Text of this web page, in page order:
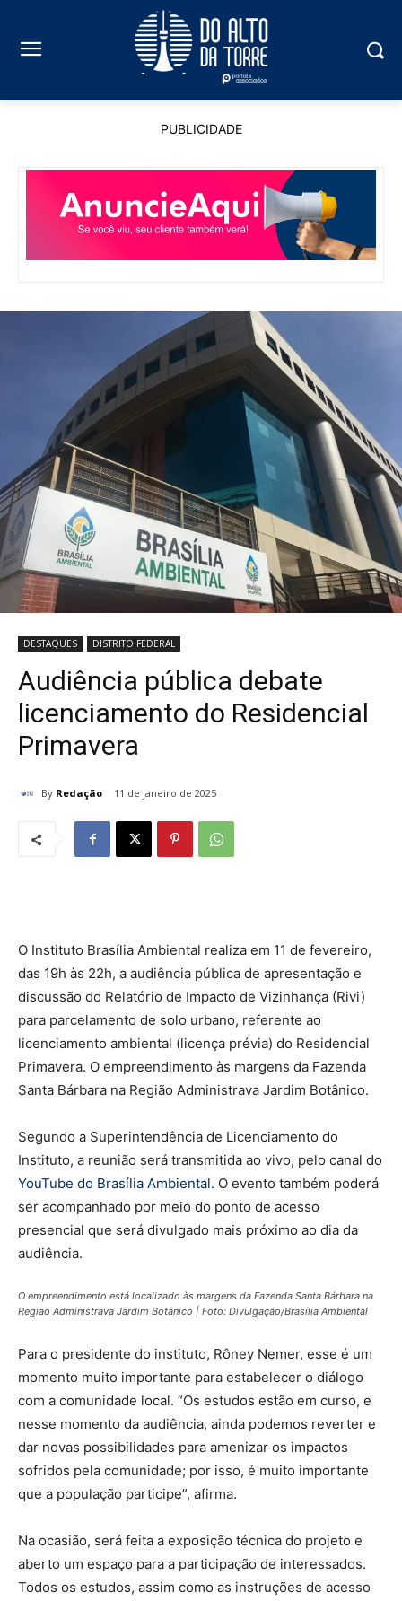
PUBLICIDADE
DESTAQUES DISTRITO FEDERAL
Audiência pública debate
licenciamento do Residencial
Primavera
By Redação 11 de janeiro de 2025
O Instituto Brasília Ambiental realiza em 11 de fevereiro,
das 19h às 22h, a audiência pública de apresentação e
discussão do Relatório de Impacto de Vizinhança (Rivi)
para parcelamento de solo urbano, referente ao
licenciamento ambiental (licença prévia) do Residencial
Primavera. O empreendimento às margens da Fazenda
Santa Bárbara na Região Administrava Jardim Botânico.
Segundo a Superintendência de Licenciamento do
Instituto, a reunião será transmitida ao vivo, pelo canal do
YouTube do Brasília Ambiental. O evento também poderá
ser acompanhado por meio do ponto de acesso
presencial que será divulgado mais próximo ao dia da
audiência.
O empreendimento está localizado às margens da Fazenda Santa Bárbara na
Região Administrava Jardim Botânico | Foto: Divulgação/Brasília Ambiental
Para o presidente do instituto, Rôney Nemer, esse é um
momento muito importante para estabelecer o diálogo
com a comunidade local. “Os estudos estão em curso, e
nesse momento da audiência, ainda podemos reverter e
dar novas possibilidades para amenizar os impactos
sofridos pela comunidade; por isso, é muito importante
que a população participe”, afirma.
Na ocasião, será feita a exposição técnica do projeto e
aberto um espaço para a participação de interessados.
Todos os estudos, assim como as instruções de acesso